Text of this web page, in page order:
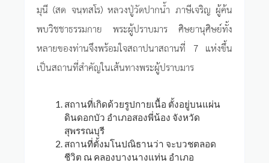
มุนี (สด จนฺทสโร) หลวงปู่วัดปากน้ำ ภาษีเจริญ ผู้ค้น
พบวิชชาธรรมกาย พระผู้ปราบมาร ศิษยานุศิษย์ทั้ง
หลายของท่านจึงพร้อมใจสถาปนาสถานที่ 7 แห่งขึ้น
เป็นสถานที่สำคัญในเส้นทางพระผู้ปราบมาร
สถานที่เกิดด้วยรูปกายเนื้อ ตั้งอยู่บนแผ่น
ดินดอกบัว อำเภอสองพี่น้อง จังหวัด
สุพรรณบุรี
สถานที่ตั้งมโนปณิธานว่า จะบวชตลอด
ชีวิต ณ คลองบางนางแท่น อำเภอ